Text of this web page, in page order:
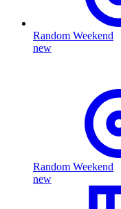
Random Weekend
new
Random Weekend
new